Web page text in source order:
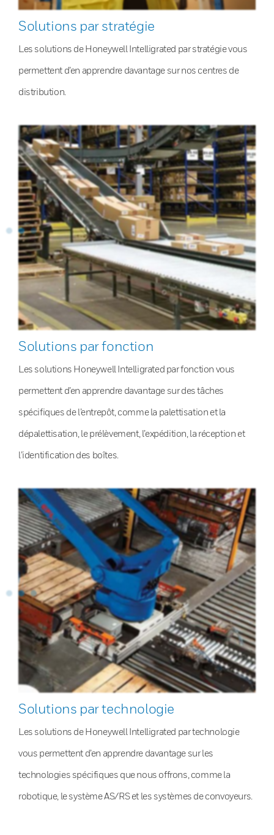
Solutions par stratégie
Les solutions de Honeywell Intelligrated par stratégie vous
permettent d’en apprendre davantage sur nos centres de
distribution.
Solutions par fonction
Les solutions Honeywell Intelligrated par fonction vous
permettent d’en apprendre davantage sur des tâches
spécifiques de l’entrepôt, comme la palettisation et la
dépalettisation, le prélèvement, l’expédition, la réception et
l’identification des boîtes.
Solutions par technologie
Les solutions de Honeywell Intelligrated par technologie
vous permettent d’en apprendre davantage sur les
technologies spécifiques que nous offrons, comme la
robotique, le système AS/RS et les systèmes de convoyeurs.